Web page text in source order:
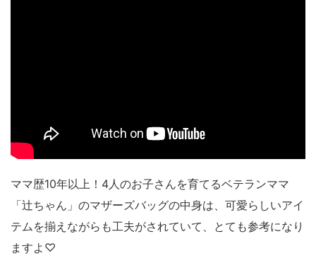
ママ歴10年以上！4人のお子さんを育てるベテランママ
「辻ちゃん」のマザーズバッグの中身は、可愛らしいアイ
テムを揃えながらも工夫がされていて、とても参考になり
ますよ♡